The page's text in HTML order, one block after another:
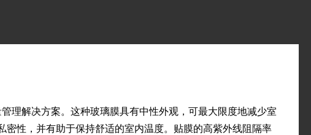
解决方案。这种玻璃膜具有中性外观，可最大限度地减少室
性，并有助于保持舒适的室内温度。贴膜的高紫外线阻隔率